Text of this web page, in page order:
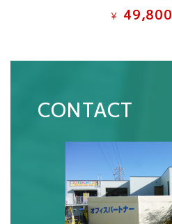
¥ 49,800
CONTACT